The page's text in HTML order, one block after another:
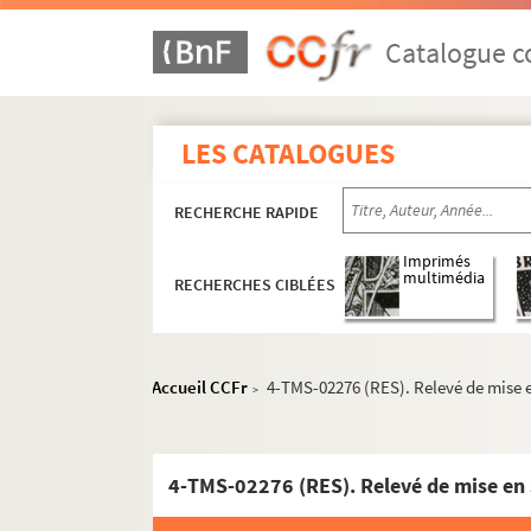
Catalogue
LES CATALOGUES
RECHERCHE RAPIDE
RECHERCHES CIBLÉES
Imprimés
multimédia
Accueil CCFr > 4-TMS-02276 (RES). Relevé de mise
4-TMS-02276 (RES). Relevé de mise en
Pierre Thomas, Félix Mortreuil. Pour
André Rivoire, Yves Mirande. Pour vivre
Lucien Descaves. La préférée : pièce en 3
André Bisson. Le premier lit : comédie en 3
Albin Valabrègue. Le premier mari de
Première idylle : pièce en 2 tableaux. Entre
Emmet Lavery. La première légion : pièce en
Jean-François-Alfred Bayard, Dumanoir.
Maurice Lemoine. Presque tous !... : pièce en
Maurice Desvallières. Prête-moi ta femme :